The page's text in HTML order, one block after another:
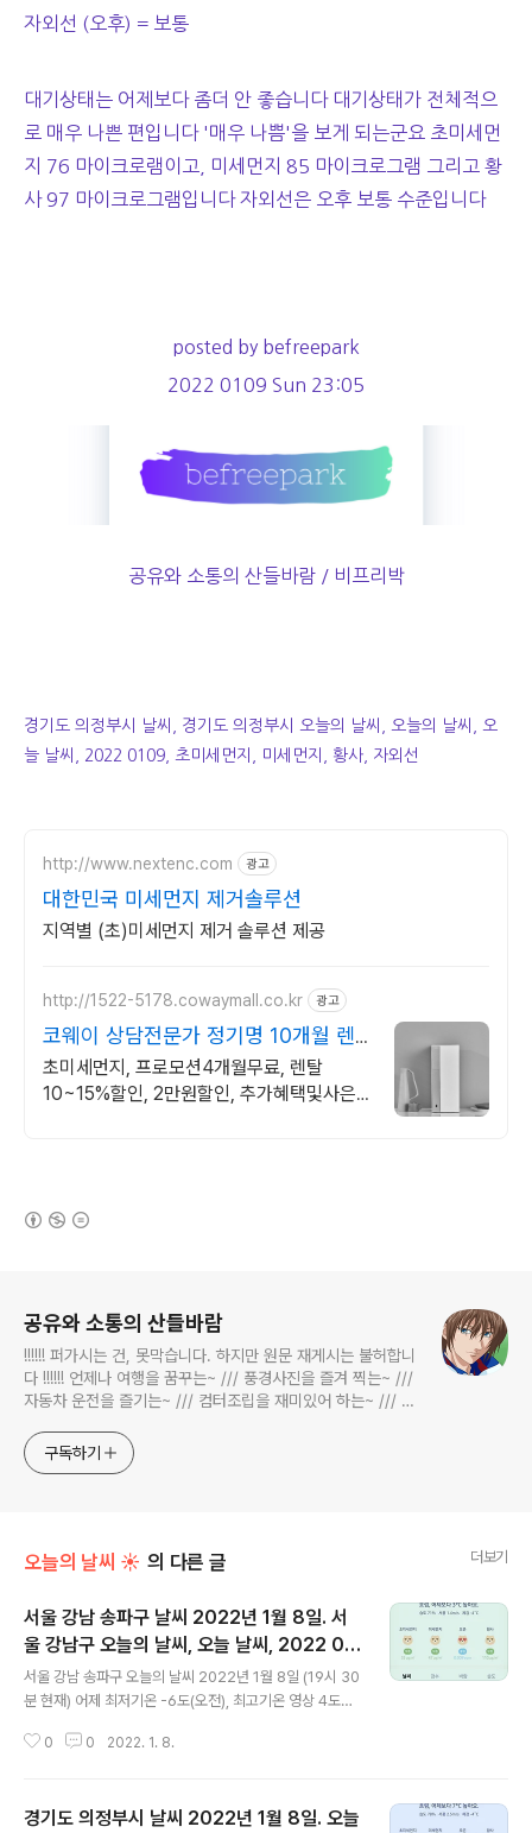
자외선 (오후) = 보통
대기상태는 어제보다 좀더 안 좋습니다 대기상태가 전체적으
로 매우 나쁜 편입니다 '매우 나쁨'을 보게 되는군요 초미세먼
지 76 마이크로램이고, 미세먼지 85 마이크로그램 그리고 황
사 97 마이크로그램입니다 자외선은 오후 보통 수준입니다
posted by befreepark
2022 0109 Sun 23:05
공유와 소통의 산들바람 / 비프리박
경기도 의정부시 날씨, 경기도 의정부시 오늘의 날씨, 오늘의 날씨, 오
늘 날씨, 2022 0109, 초미세먼지, 미세먼지, 황사, 자외선
http://www.nextenc.com 광고
대한민국 미세먼지 제거솔루션
지역별 (초)미세먼지 제거 솔루션 제공
http://1522-5178.cowaymall.co.kr 광고
코웨이 상담전문가 정기명 10개월 렌
탈료 면제!
초미세먼지, 프로모션4개월무료, 렌탈
10~15%할인, 2만원할인, 추가혜택및사은
공유와 소통의 산들바람
!!!!!! 퍼가시는 건, 못막습니다. 하지만 원문 재게시는 불허합니
다 !!!!!! 언제나 여행을 꿈꾸는~ /// 풍경사진을 즐겨 찍는~ ///
자동차 운전을 즐기는~ /// 컴터조립을 재미있어 하는~ /// 고
식하는 미드가 있는~ /// 사회적 이슈에 발언하는~ 不老巨
구독하기
오늘의 날씨 ☀ 의 다른 글 더보기
서울 강남 송파구 날씨 2022년 1월 8일. 서
울 강남구 오늘의 날씨, 오늘 날씨, 2022 01
08, 초미세먼지, 미세먼지, 황사, 자외선
서울 강남 송파구 오늘의 날씨 2022년 1월 8일 (19시 30
분 현재) 어제 최저기온 -6도(오전), 최고기온 영상 4도
도(저녁, 밤) 어제보다 2도 높은 최저기온, 어제와 같은 최
상태 참조 대기상황 공기질은 어제 초미세먼지 나쁨 = 49
0 0 2022. 1. 8.
경기도 의정부시 날씨 2022년 1월 8일. 오늘